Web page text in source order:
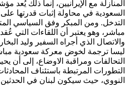
المنازلة مع الإيرانيين، إنما ذلك يُعد
السعودية في محاولة إثبات قدرتها على
التدخل. ومن المبكر وفق السياسي
مباشر، وهو يعتبر أن اللقاءات التي
والاتصال الذي أجراه السفير وليد
ليسا ترجمة لخوض معركة سعودية
التحالفات ومراقبة الاوضاع، إلى أن
التطورات المرتبطة باستئناف
النووي، حيث سيكون لبنان في